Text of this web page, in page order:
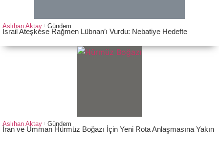
Aslıhan Aktay Gündem
İsrail Ateşkese Rağmen Lübnan’ı Vurdu: Nebatiye Hedefte
Aslıhan Aktay Gündem
İran ve Umman Hürmüz Boğazı İçin Yeni Rota Anlaşmasına Yakın